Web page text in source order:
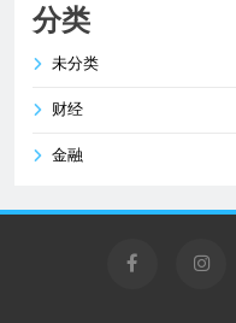
分类
未分类
财经
金融